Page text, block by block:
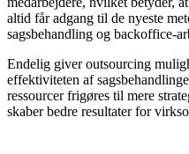
altid får adgang til de nyeste
sagsbehandling og backoffice-
Endelig giver outsourcing
effektiviteten af
ressourcer frigøres til mere
skaber bedre resultater for